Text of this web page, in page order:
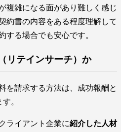
複雑になる面があり難しく感じ
約書の内容をある程度理解して
する場合でも安心です。
リテインサーチ）か
を請求する方法は、成功報酬と
。
ライアント企業に紹介した人材